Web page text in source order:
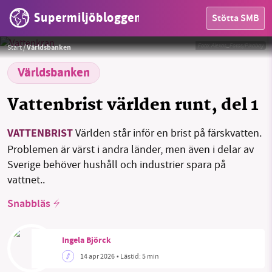
Supermiljöbloggen Stötta SMB
OMRÅDEN
OM OSS
Sök Sparade inlägg
Start/Världsbanken
Världsbanken
Vattenbrist världen runt, del 1
VATTENBRISTVärlden står inför en brist på färskvatten.
Problemen är värst i andra länder, men även i delar av
Sverige behöver hushåll och industrier spara på
vattnet..
Snabbläs
Ingela Björck
14 apr 2026• Lästid:5 min
Foto:Alexas_Fotos/Pixabay